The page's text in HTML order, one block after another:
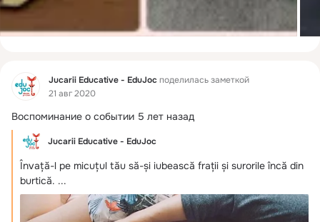
Фид Jucarii Educative - EduJocподелилась заметкой
21 авг 2020
Воспоминание о событии 5 лет назад
Jucarii Educative - EduJoc
Învață-l pe micuțul tău să-și iubească frații și surorile încă din
burtică. ...